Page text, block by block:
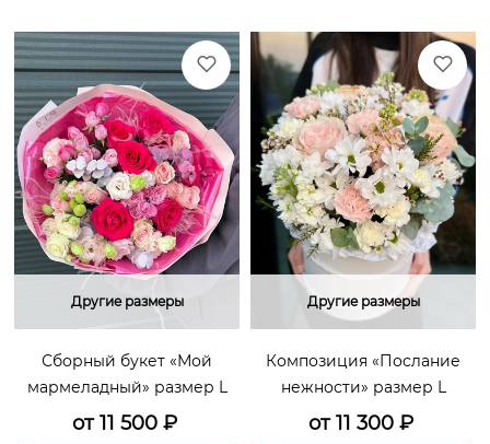
Другие размеры
Сборный букет «Мой
мармеладный» размер L
от11 500₽
Другие размеры
Композиция «Послание
нежности» размер L
от11 300₽